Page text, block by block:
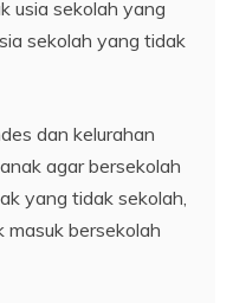
usia sekolah yang
sekolah yang tidak
dan kelurahan
agar bersekolah
yang tidak sekolah,
masuk bersekolah